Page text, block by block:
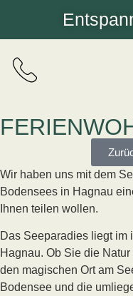
Wir haben uns mit dem
Bodensees in Hagnau
Ihnen teilen wollen.
Das Seeparadies liegt im
Hagnau. Ob Sie die
den magischen Ort am
Bodensee und die